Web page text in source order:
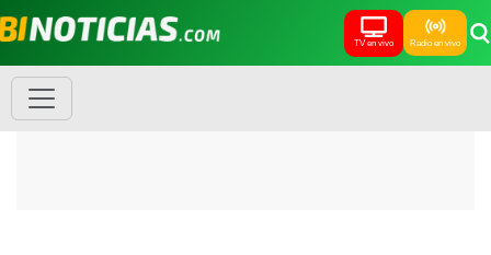
TV en vivo Radio en vivo